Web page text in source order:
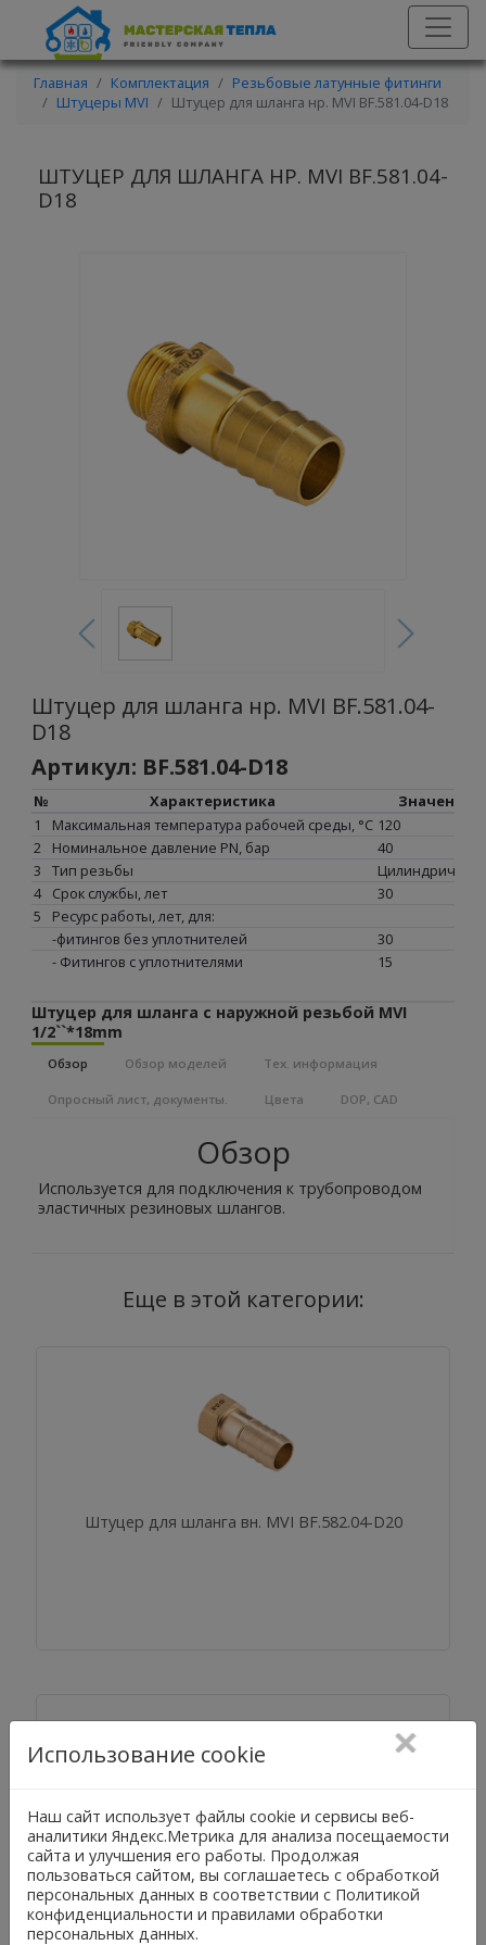
Главная Комплектация
Резьбовые латунные фитинги
Штуцеры MVI
Штуцер для шланга нр. MVI BF.581.04-D18
ШТУЦЕР ДЛЯ ШЛАНГА НР. MVI BF.581.04-
D18
Штуцер для шланга нр. MVI BF.581.04-
D18
Артикул: BF.581.04-D18
№ Характеристика
Значение
1
Максимальная температура рабочей среды, °С 120
2
Номинальное давление PN, бар
40
3
Тип резьбы
4
Срок службы, лет
30
5
Ресурс работы, лет, для:
-фитингов без уплотнителей
30
- Фитингов с уплотнителями
15
Штуцер для шланга с наружной резьбой MVI
1/2``*18mm
Обзор Обзор моделей Тех. информация
Опросный лист, документы. Цвета DOP, CAD
Обзор
Используется для подключения к трубопроводом
эластичных резиновых шлангов.
Еще в этой категории:
Штуцер для шланга вн. MVI BF.582.04-D20
Штуцер для шланга нр. MVI BF.581.04-D10
Использование cookie
Наш сайт использует файлы cookie и сервисы веб-
аналитики Яндекс.Метрика для анализа посещаемости
сайта и улучшения его работы. Продолжая
пользоваться сайтом, вы соглашаетесь с обработкой
персональных данных в соответствии с Политикой
конфиденциальности и правилами обработки
персональных данных.